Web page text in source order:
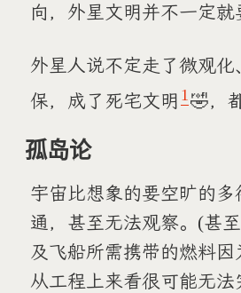
向，外星文明并不一定
外星人说不定走了微观
保，成了死宅文明 1 🤣，
孤岛论
宇宙比想象的要空旷的
通，甚至无法观察。(甚
及飞船所需携带的燃料
从工程上来看很可能无